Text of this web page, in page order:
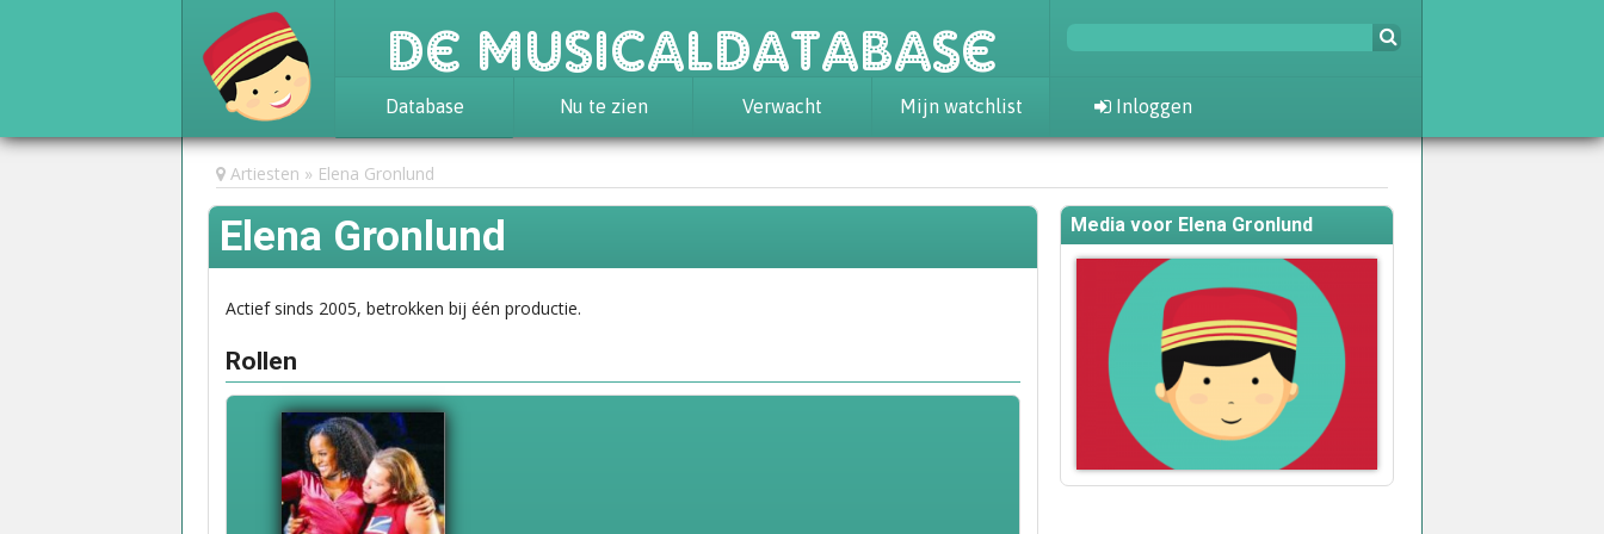
De Musicaldatabase
Database
Achtergrond
Awards
Statistieken
Nu te zien Verwacht Mijn watchlist Inloggen
Artiesten Elena Gronlund
Elena Gronlund
Actief sinds 2005, betrokken bij één productie.
Rollen
Media voor Elena Gronlund